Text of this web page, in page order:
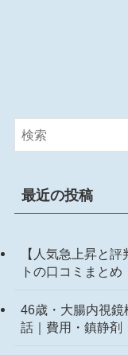
最近の投稿
【人気急上昇と
トの口コミまとめ
46歳・大腸内視鏡
話｜費用・鎮静剤